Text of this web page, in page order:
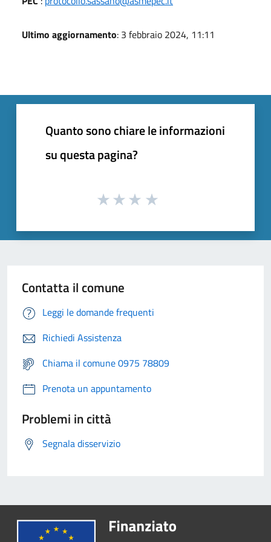
Ultimo aggiornamento: 3 febbraio 2024, 11:11
Quanto sono chiare le informazioni
su questa pagina?
Contatta il comune
Leggi le domande frequenti
Richiedi Assistenza
Chiama il comune 0975 78809
Prenota un appuntamento
Problemi in città
Segnala disservizio